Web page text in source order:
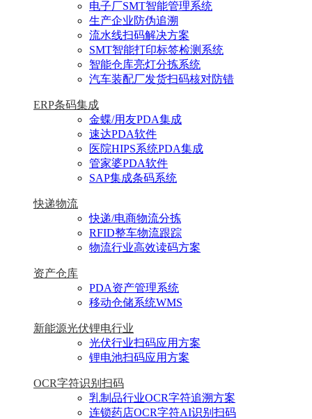
电子厂SMT智能管理系统
生产企业防伪追溯
流水线扫码解决方案
SMT智能打印标签检测系统
智能仓库亮灯分拣系统
汽车装配厂发货扫码核对防错
ERP条码集成
金蝶/用友PDA集成
速达PDA软件
医院HIPS系统PDA集成
管家婆PDA软件
SAP集成条码系统
快递物流
快递/电商物流分拣
RFID整车物流跟踪
物流行业高效读码方案
资产仓库
PDA资产管理系统
移动仓储系统WMS
新能源光伏锂电行业
光伏行业扫码应用方案
锂电池扫码应用方案
OCR字符识别扫码
乳制品行业OCR字符追溯方案
连锁药店OCR字符AI识别扫码